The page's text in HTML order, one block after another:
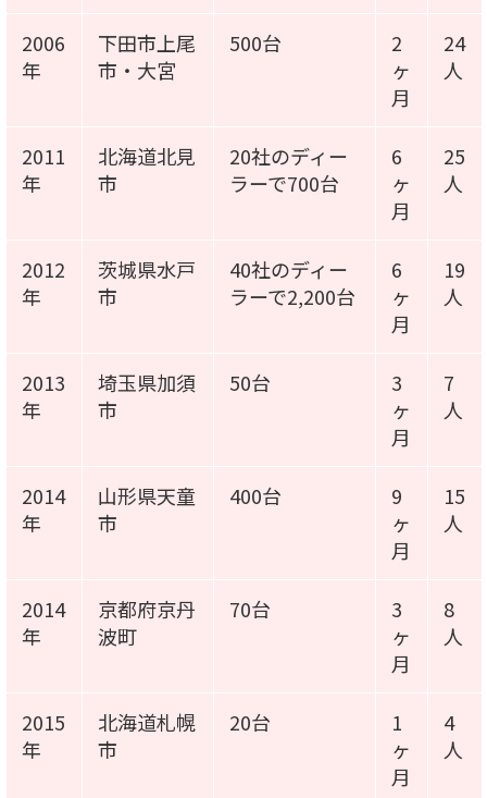
2006
年
下田市上尾
市・大宮
500台
2
ヶ
月
24
人
2011
年
北海道北見
市
20社のディー
ラーで700台
6
ヶ
月
25
人
2012
年
茨城県水戸
市
40社のディー
ラーで2,200台
6
ヶ
月
19
人
2013
年
埼玉県加須
市
50台
3
ヶ
月
7
人
2014
年
山形県天童
市
400台
9
ヶ
月
15
人
2014
年
京都府京丹
波町
70台
3
ヶ
月
8
人
2015
年
北海道札幌
市
20台
1
ヶ
月
4
人